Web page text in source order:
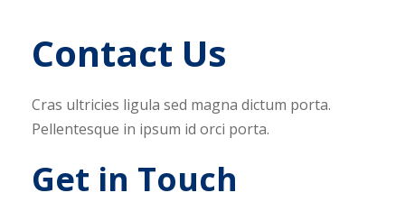
Contact Us
Cras ultricies ligula sed magna dictum porta.
Pellentesque in ipsum id orci porta.
Get in Touch